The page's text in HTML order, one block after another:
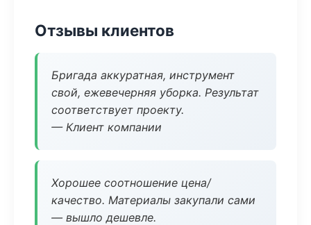
Отзывы клиентов
Бригада аккуратная, инструмент
свой, ежевечерняя уборка. Результат
соответствует проекту.
— Клиент компании
Хорошее соотношение цена/
качество. Материалы закупали сами
— вышло дешевле.